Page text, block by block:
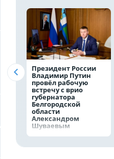
Президент России
Владимир Путин
провёл рабочую
встречу с врио
губернатора
Белгородской
области
Александром
Шуваевым